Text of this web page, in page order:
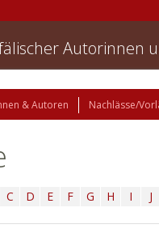
Autorinnen
& Autoren Nachlässe/
C D E F G H I J